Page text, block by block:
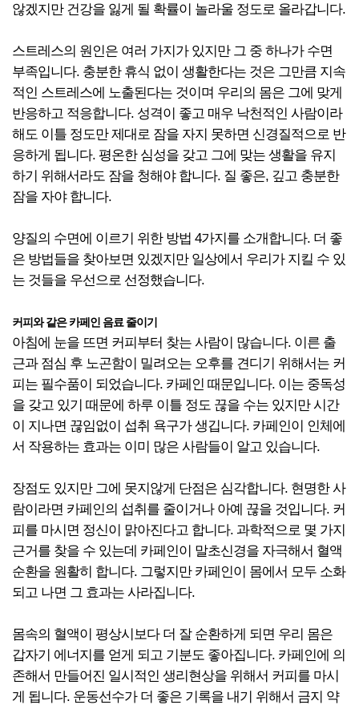
않겠지만 건강을 잃게 될 확률이 놀라울 정도로 올라갑니다.
스트레스의 원인은 여러 가지가 있지만 그 중 하나가 수면
부족입니다. 충분한 휴식 없이 생활한다는 것은 그만큼 지속
적인 스트레스에 노출된다는 것이며 우리의 몸은 그에 맞게
반응하고 적응합니다. 성격이 좋고 매우 낙천적인 사람이라
해도 이틀 정도만 제대로 잠을 자지 못하면 신경질적으로 반
응하게 됩니다. 평온한 심성을 갖고 그에 맞는 생활을 유지
하기 위해서라도 잠을 청해야 합니다. 질 좋은, 깊고 충분한
잠을 자야 합니다.
양질의 수면에 이르기 위한 방법 4가지를 소개합니다. 더 좋
은 방법들을 찾아보면 있겠지만 일상에서 우리가 지킬 수 있
는 것들을 우선으로 선정했습니다.
커피와 같은 카페인 음료 줄이기
아침에 눈을 뜨면 커피부터 찾는 사람이 많습니다. 이른 출
근과 점심 후 노곤함이 밀려오는 오후를 견디기 위해서는 커
피는 필수품이 되었습니다. 카페인 때문입니다. 이는 중독성
을 갖고 있기 때문에 하루 이틀 정도 끊을 수는 있지만 시간
이 지나면 끊임없이 섭취 욕구가 생깁니다. 카페인이 인체에
서 작용하는 효과는 이미 많은 사람들이 알고 있습니다.
장점도 있지만 그에 못지않게 단점은 심각합니다. 현명한 사
람이라면 카페인의 섭취를 줄이거나 아예 끊을 것입니다. 커
피를 마시면 정신이 맑아진다고 합니다. 과학적으로 몇 가지
근거를 찾을 수 있는데 카페인이 말초신경을 자극해서 혈액
순환을 원활히 합니다. 그렇지만 카페인이 몸에서 모두 소화
되고 나면 그 효과는 사라집니다.
몸속의 혈액이 평상시보다 더 잘 순환하게 되면 우리 몸은
갑자기 에너지를 얻게 되고 기분도 좋아집니다. 카페인에 의
존해서 만들어진 일시적인 생리현상을 위해서 커피를 마시
게 됩니다. 운동선수가 더 좋은 기록을 내기 위해서 금지 약